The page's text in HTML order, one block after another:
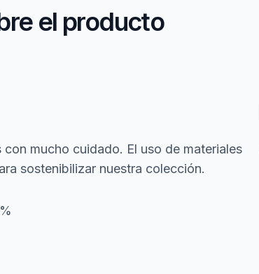
el producto
con mucho cuidado. El uso de materiales
sostenibilizar nuestra colección.